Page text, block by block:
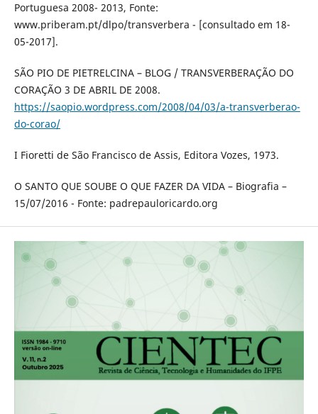
Portuguesa 2008- 2013, Fonte:
www.priberam.pt/dlpo/transverbera - [consultado em 18-
05-2017].
SÃO PIO DE PIETRELCINA – BLOG / TRANSVERBERAÇÃO DO
CORAÇÃO 3 DE ABRIL DE 2008.
https://saopio.wordpress.com/2008/04/03/a-transverberao-
do-corao/
I Fioretti de São Francisco de Assis, Editora Vozes, 1973.
O SANTO QUE SOUBE O QUE FAZER DA VIDA – Biografia –
15/07/2016 - Fonte: padrepauloricardo.org